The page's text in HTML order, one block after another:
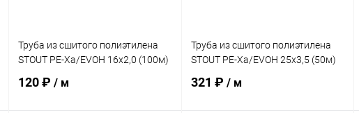
Труба из сшитого полиэтилена
STOUT PE-Xa/EVOH 16х2,0 (100м)
120 ₽ / м
Труба из сшитого полиэтилена
STOUT PE-Xa/EVOH 25х3,5 (50м)
321 ₽ / м